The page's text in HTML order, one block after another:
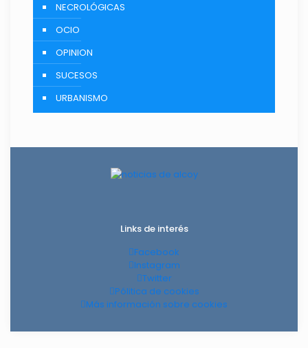
NECROLÓGICAS
OCIO
OPINION
SUCESOS
URBANISMO
Links de interés
Facebook
Instagram
Twitter
Pólitica de cookies
Más información sobre cookies